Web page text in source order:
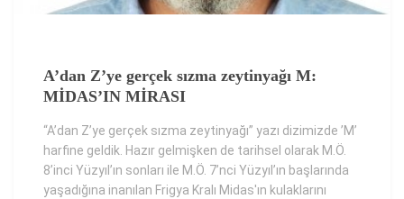
A’dan Z’ye gerçek sızma zeytinyağı M:
MİDAS’IN MİRASI
“A’dan Z’ye gerçek sızma zeytinyağı” yazı dizimizde ’M’
harfine geldik. Hazır gelmişken de tarihsel olarak M.Ö.
8’inci Yüzyıl’ın sonları ile M.Ö. 7’nci Yüzyıl’ın başlarında
yaşadığına inanılan Frigya Kralı Midas'ın kulaklarını